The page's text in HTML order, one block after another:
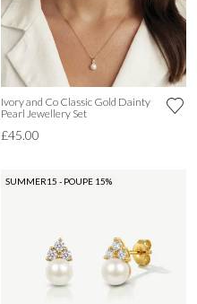
Ivory and Co Classic Gold Dainty
Pearl Jewellery Set
£45.00
SUMMER15 - POUPE 15%